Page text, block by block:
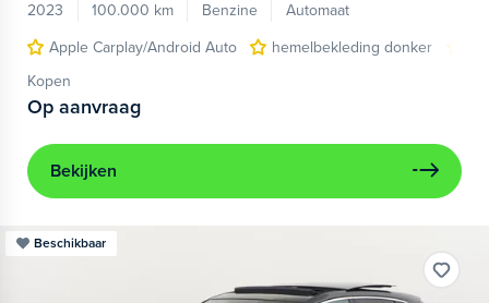
2023
100.000 km Benzine
Automaat
Apple Carplay/Android Auto
hemelbekleding donker
Kopen
Op aanvraag
Bekijken
Beschikbaar